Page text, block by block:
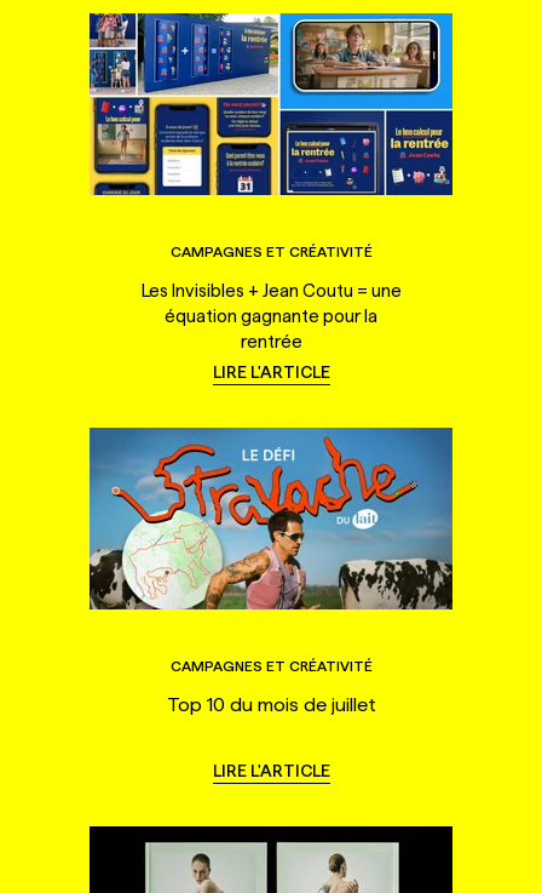
CAMPAGNES ET CRÉATIVITÉ
Les Invisibles + Jean Coutu = une
équation gagnante pour la
rentrée
LIRE L'ARTICLE
CAMPAGNES ET CRÉATIVITÉ
Top 10 du mois de juillet
LIRE L'ARTICLE